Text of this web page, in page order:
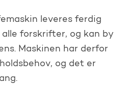
leveres ferdig
forskrifter, og kan by
Maskinen har derfor
og det er